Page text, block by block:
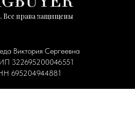
Все права защищены
Виктория Сергеевна
322695200046551
695204944881